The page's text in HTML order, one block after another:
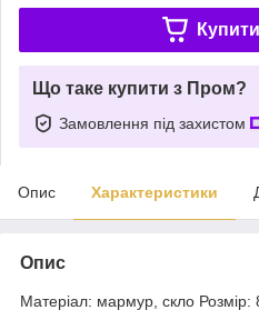
Що таке купити з Пром?
Замовлення під захистом
Опис Характеристики
Опис
Матеріал: мармур, скло